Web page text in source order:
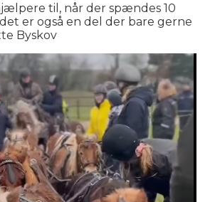
til, når der spændes 10
er også en del der bare gerne
Byskov